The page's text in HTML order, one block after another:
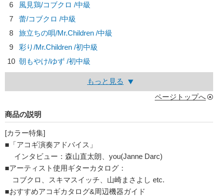
6
風見鶏/コブクロ /中級
7
蕾/コブクロ /中級
8
旅立ちの唄/Mr.Children /中級
9
彩り/Mr.Children /初中級
10 朝もやけ/ゆず /初中級
もっと見る
ページトップへ
商品の説明
[カラー特集]
■「アコギ演奏アドバイス」
インタビュー：森山直太朗、you(Janne Darc)
■アーティスト使用ギターカタログ：
コブクロ、スキマスイッチ、山崎まさよし etc.
■おすすめアコギカタログ&周辺機器ガイド